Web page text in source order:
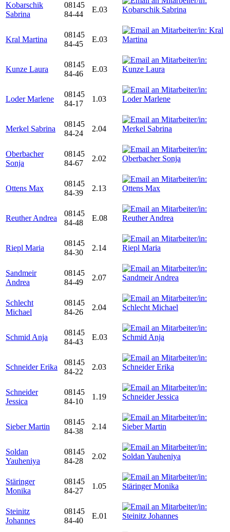
Kobarschik
Sabrina
08145
84-44
E.03
Kral Martina
08145
84-45
E.03
Kunze Laura
08145
84-46
E.03
Loder Marlene
08145
84-17
1.03
Merkel Sabrina
08145
84-24
2.04
Oberbacher
Sonja
08145
84-67
2.02
Ottens Max
08145
84-39
2.13
Reuther Andrea
08145
84-48
E.08
Riepl Maria
08145
84-30
2.14
Sandmeir
Andrea
08145
84-49
2.07
Schlecht
Michael
08145
84-26
2.04
Schmid Anja
08145
84-43
E.03
Schneider Erika
08145
84-22
2.03
Schneider
Jessica
08145
84-10
1.19
Sieber Martin
08145
84-38
2.14
Soldan
Yauheniya
08145
84-28
2.02
Stäringer
Monika
08145
84-27
1.05
Steinitz
Johannes
08145
84-40
E.01